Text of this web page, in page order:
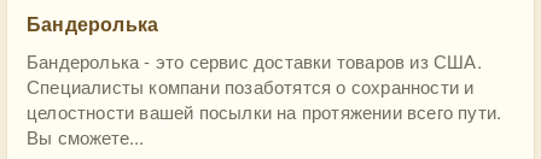
Бандеролька
Бандеролька - это сервис доставки товаров из США.
Специалисты компани позаботятся о сохранности и
целостности вашей посылки на протяжении всего пути.
Вы сможете...